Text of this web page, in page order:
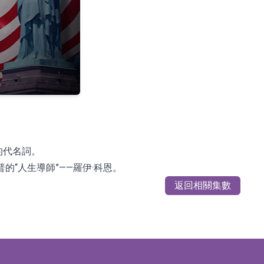
名詞。
“人生導師”——羅伊·科恩。
返回相關集數